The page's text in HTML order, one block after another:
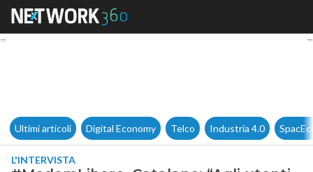
#ModemLibero, Catalano:
Ultimi articoli Digital Economy Telco Industria 4.0
L'INTERVISTA